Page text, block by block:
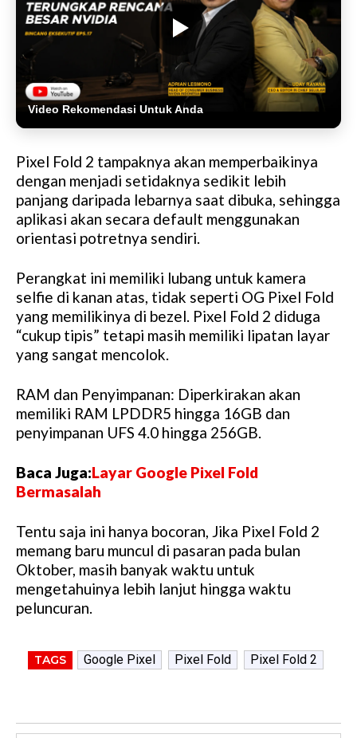
Video Rekomendasi Untuk Anda
Pixel Fold 2 tampaknya akan memperbaikinya
dengan menjadi setidaknya sedikit lebih
panjang daripada lebarnya saat dibuka, sehingga
aplikasi akan secara default menggunakan
orientasi potretnya sendiri.
Perangkat ini memiliki lubang untuk kamera
selfie di kanan atas, tidak seperti OG Pixel Fold
yang memilikinya di bezel. Pixel Fold 2 diduga
“cukup tipis” tetapi masih memiliki lipatan layar
yang sangat mencolok.
RAM dan Penyimpanan: Diperkirakan akan
memiliki RAM LPDDR5 hingga 16GB dan
penyimpanan UFS 4.0 hingga 256GB.
Baca Juga:Layar Google Pixel Fold
Bermasalah
Tentu saja ini hanya bocoran, Jika Pixel Fold 2
memang baru muncul di pasaran pada bulan
Oktober, masih banyak waktu untuk
mengetahuinya lebih lanjut hingga waktu
peluncuran.
TAGS Google Pixel Pixel Fold Pixel Fold 2